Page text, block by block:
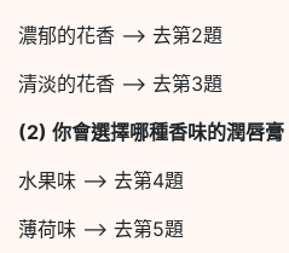
濃郁的花香 –> 去第2題
清淡的花香 –> 去第3題
(2) 你會選擇哪種香味的潤唇膏
水果味 –> 去第4題
薄荷味 –> 去第5題